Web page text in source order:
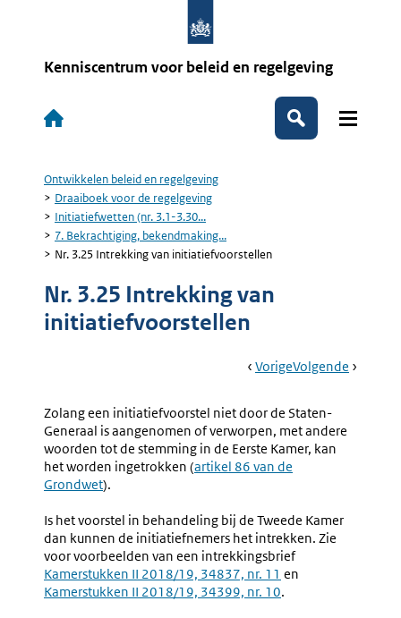
Kenniscentrum voor beleid en regelgeving
Hoofdnavigatie
Zoeken
Kruimelpad
Ontwikkelen beleid en regelgeving
Draaiboek voor de regelgeving
Initiatiefwetten (nr. 3.1-3.30...
7. Bekrachtiging, bekendmaking...
Nr. 3.25 Intrekking van initiatiefvoorstellen
Nr. 3.25 Intrekking van
initiatiefvoorstellen
Book
Ga
VorigePagina:
Mededelingen
Aan
De
Ga
Volgende Pagina:
Zolang een initiatiefvoorstel niet door de Staten-
Generaal is aangenomen of verworpen, met andere
woorden tot de stemming in de Eerste Kamer, kan
het worden ingetrokken (Externe
artikel 86 van de
Grondwet).
Is het voorstel in behandeling bij de Tweede Kamer
dan kunnen de initiatiefnemers het intrekken. Zie
voor voorbeelden van een intrekkingsbrief
Kamerstukken II 2018/19, 34837, nr. 11 en
Kamerstukken II 2018/19, 34399, nr. 10.